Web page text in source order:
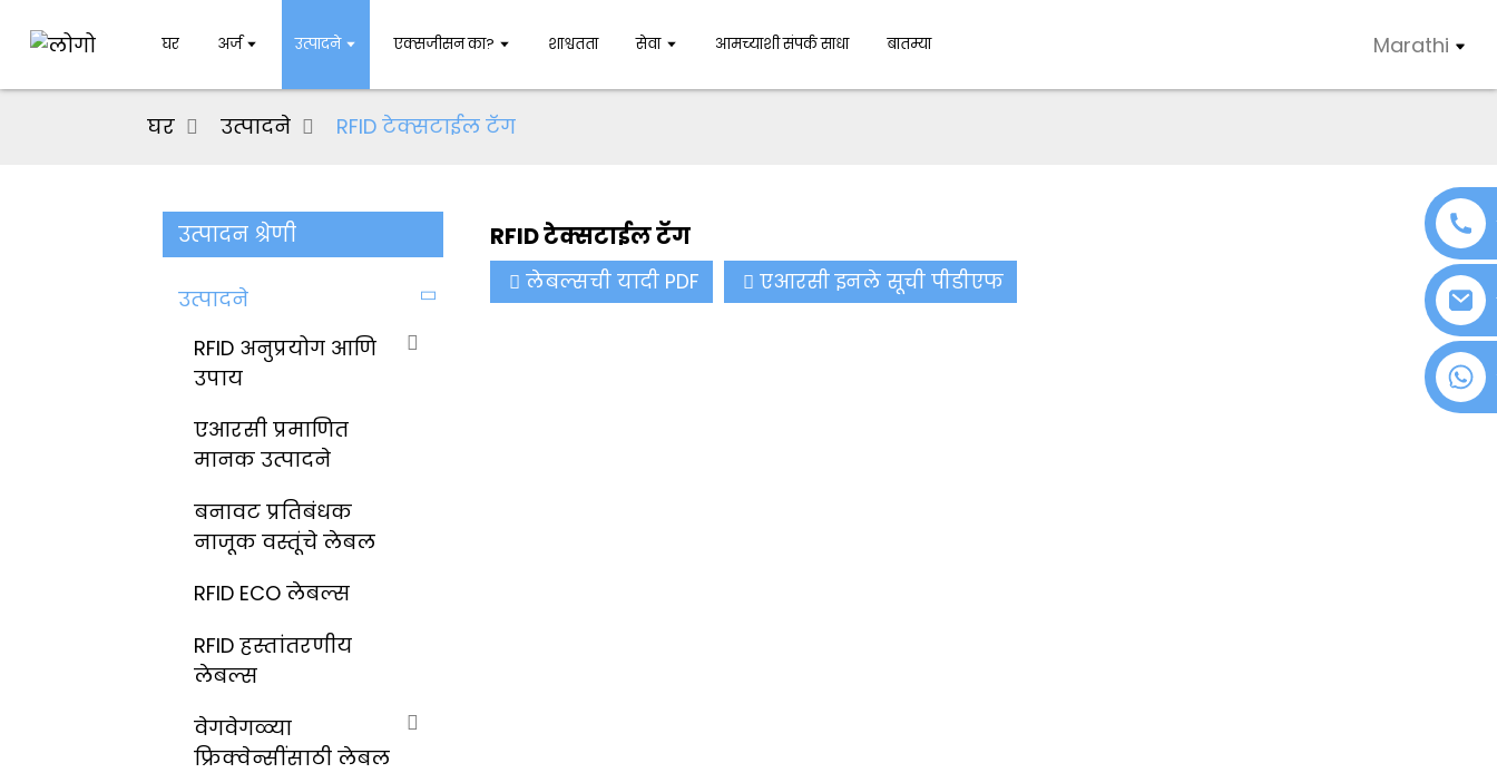
घर अर्ज उत्पादने एक्सजीसन का? शाश्वतता सेवा आमच्याशी संपर्क साधा बातम्या Marathi
घर उत्पादने RFID टेक्सटाईल टॅग
उत्पादन श्रेणी
उत्पादने
RFID अनुप्रयोग आणि
उपाय
एआरसी प्रमाणित
मानक उत्पादने
बनावट प्रतिबंधक
नाजूक वस्तूंचे लेबल
RFID ECO लेबल्स
RFID हस्तांतरणीय
लेबल्स
वेगवेगळ्या
फ्रिक्वेन्सींसाठी लेबल
RFID टेक्सटाईल टॅग
लेबल्सची यादी PDF एआरसी इनले सूची पीडीएफ